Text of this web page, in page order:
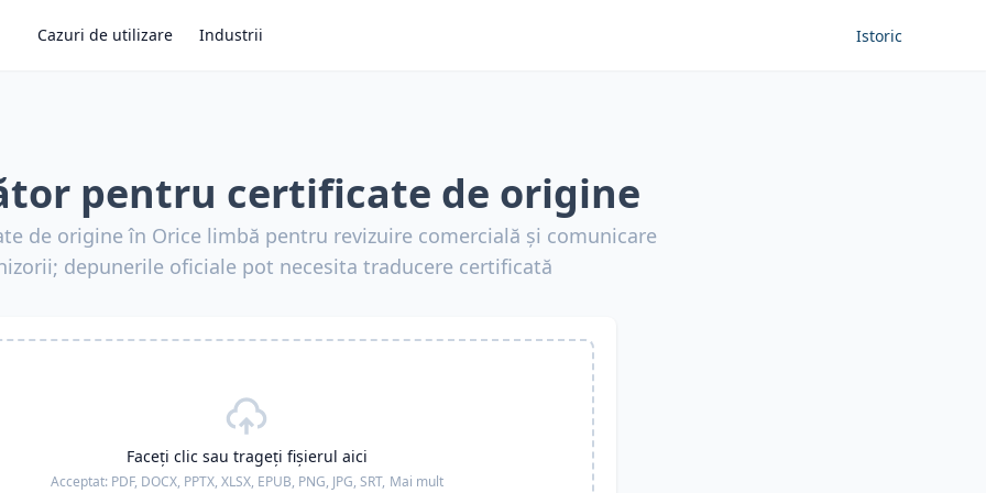
Cazuri de utilizare Industrii Istoric
pentru certificate de origine
de origine în Orice limbă pentru revizuire comercială și comunicare
depunerile oficiale pot necesita traducere certificată
Faceți clic sau trageți fișierul aici
Acceptat: PDF, DOCX, PPTX, XLSX, EPUB, PNG, JPG, SRT, Mai mult